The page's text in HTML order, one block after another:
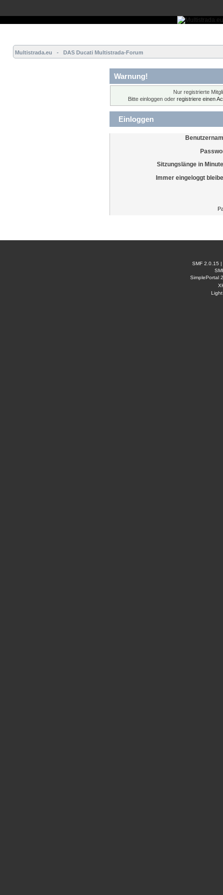
Multistrada.eu   -   DAS Ducati Multistrada-Forum
Warnung!
Nur registrierte
Bitte einloggen oder registriere einen
Einloggen
Sitzungslänge in
Immer eingeloggt
SMF 2.0.15
SimplePortal